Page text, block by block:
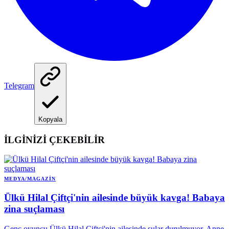
Telegram
Kopyala
İLGİNİZİ ÇEKEBİLİR
MEDYA/MAGAZIN
Ülkü Hilal Çiftçi'nin ailesinde büyük kavga! Babaya
zina suçlaması